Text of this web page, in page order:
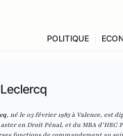
POLITIQUE
, né le 03 février 1983 à Valence, est
en Droit Pénal, et du MBA d’HEC